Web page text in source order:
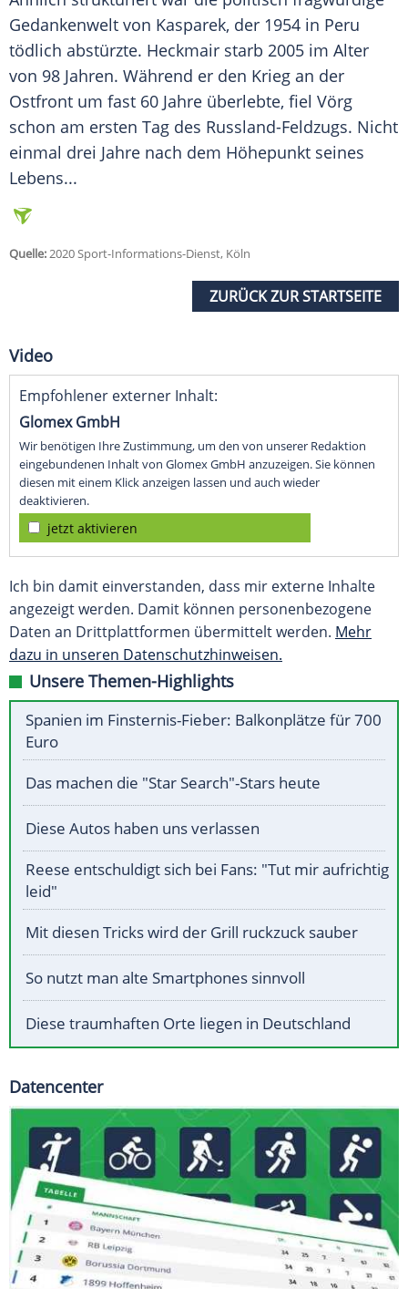
Gedankenwelt von Kasparek, der 1954 in Peru
tödlich abstürzte. Heckmair starb 2005 im Alter
von 98 Jahren. Während er den Krieg an der
Ostfront um fast 60 Jahre überlebte, fiel Vörg
schon am ersten Tag des Russland-Feldzugs. Nicht
einmal drei Jahre nach dem Höhepunkt seines
Lebens...
Quelle:2020 Sport-Informations-Dienst, Köln
ZURÜCK ZUR STARTSEITE
Video
Empfohlener externer Inhalt:
Glomex GmbH
Wir benötigen Ihre Zustimmung, um den von unserer Redaktion
eingebundenen Inhalt von Glomex GmbH anzuzeigen. Sie können
diesen mit einem Klick anzeigen lassen und auch wieder
deaktivieren.
jetzt aktivieren
Ich bin damit einverstanden, dass mir externe Inhalte
angezeigt werden. Damit können personenbezogene
Daten an Drittplattformen übermittelt werden. Mehr
dazu in unseren Datenschutzhinweisen.
Unsere Themen-Highlights
Spanien im Finsternis-Fieber: Balkonplätze für 700
Euro
Das machen die "Star Search"-Stars heute
Diese Autos haben uns verlassen
Reese entschuldigt sich bei Fans: "Tut mir aufrichtig
leid"
Mit diesen Tricks wird der Grill ruckzuck sauber
So nutzt man alte Smartphones sinnvoll
Diese traumhaften Orte liegen in Deutschland
Datencenter